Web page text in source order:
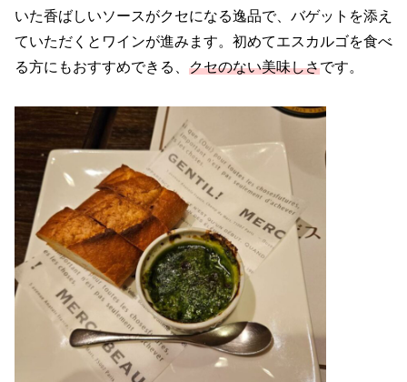
いた香ばしいソースがクセになる逸品で、バゲットを添え
ていただくとワインが進みます。初めてエスカルゴを食べ
る方にもおすすめできる、 クセのない美味しさです。